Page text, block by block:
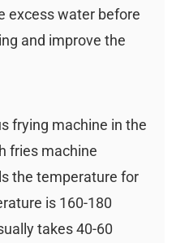
excess water before
and improve the
frying machine in the
fries machine
the temperature for
is 160-180
takes 40-60